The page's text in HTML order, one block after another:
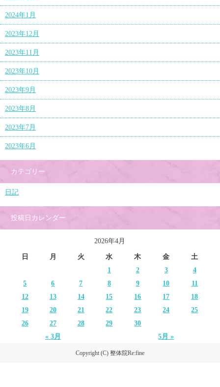
2024年1月
2023年12月
2023年11月
2023年10月
2023年9月
2023年8月
2023年7月
2023年6月
カテゴリー
日記
投稿日カレンダー
2026年4月
日 月 火 水 木 金 土
« 3月 5月 »
1 2 3
4
5
6 7 8 9 10
11
12
13 14 15 16 17
18
19
20 21 22 23 24
25
26
27 28 29 30
Copyright (C) 整体院Re:fine